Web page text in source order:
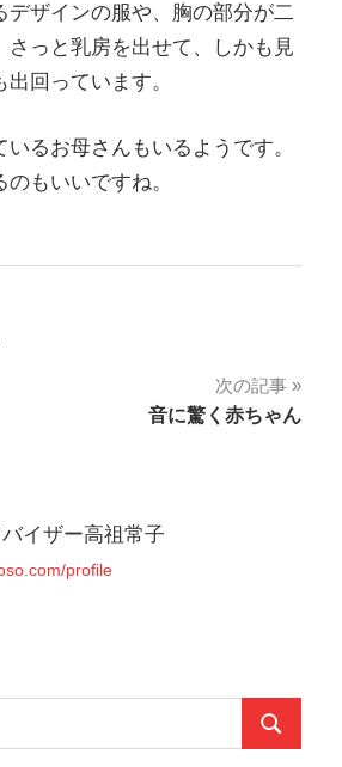
デザインの服や、胸の部分が二
さっと乳房を出せて、しかも見
回っています。
るお母さんもいるようです。
もいいですね。
次の記事
音に驚く赤ちゃん
イザー高祖常子
profile
検